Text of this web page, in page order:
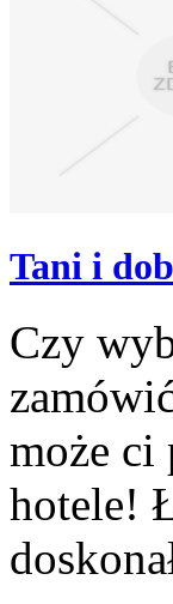
Tani i
Czy
może ci
hotele!